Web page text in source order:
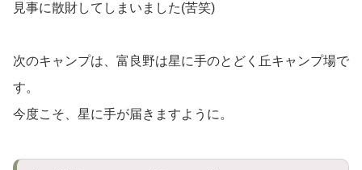
見事に散財してしまいました(苦笑)
次のキャンプは、富良野は星に手のとどく丘キャンプ場で
す。
今度こそ、星に手が届きますように。